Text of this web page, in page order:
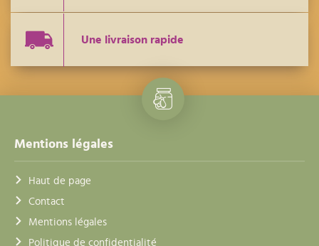
Une livraison rapide
Mentions légales
Haut de page
Contact
Mentions légales
Politique de confidentialité